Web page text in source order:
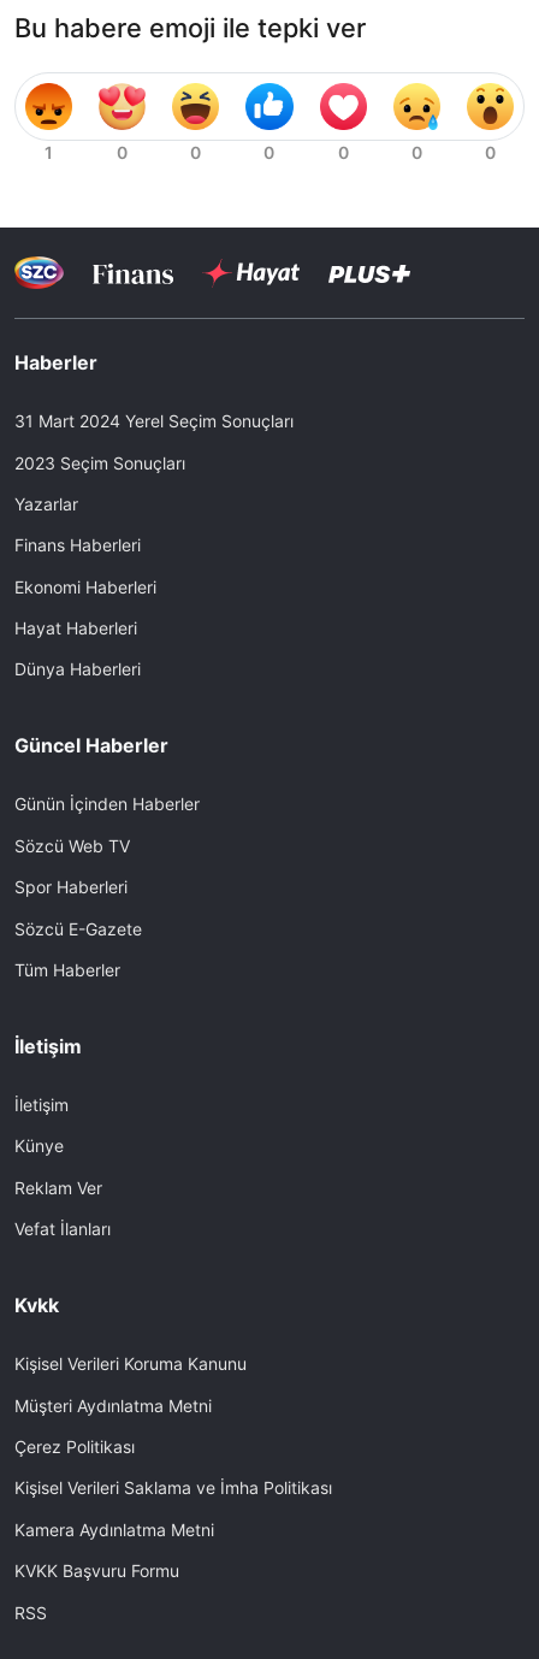
Bu habere emoji ile tepki ver
Haberler
31 Mart 2024 Yerel Seçim Sonuçları
2023 Seçim Sonuçları
Yazarlar
Finans Haberleri
Ekonomi Haberleri
Hayat Haberleri
Dünya Haberleri
Güncel Haberler
Günün İçinden Haberler
Sözcü Web TV
Spor Haberleri
Sözcü E-Gazete
Tüm Haberler
İletişim
İletişim
Künye
Reklam Ver
Vefat İlanları
Kvkk
Kişisel Verileri Koruma Kanunu
Müşteri Aydınlatma Metni
Çerez Politikası
Kişisel Verileri Saklama ve İmha Politikası
Kamera Aydınlatma Metni
KVKK Başvuru Formu
RSS